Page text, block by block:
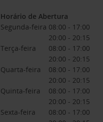
Horário de Abertura
Segunda-feira 08:00 - 17:00
20:00 - 20:15
Terça-feira
08:00 - 17:00
20:00 - 20:15
Quarta-feira
08:00 - 17:00
20:00 - 20:15
Quinta-feira
08:00 - 17:00
20:00 - 20:15
Sexta-feira
08:00 - 17:00